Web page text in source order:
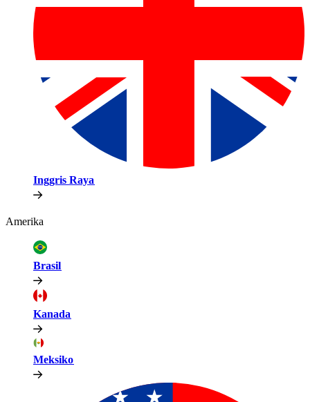
Inggris Raya​​
Amerika​​
Brasil​​
Kanada​​
Meksiko​​